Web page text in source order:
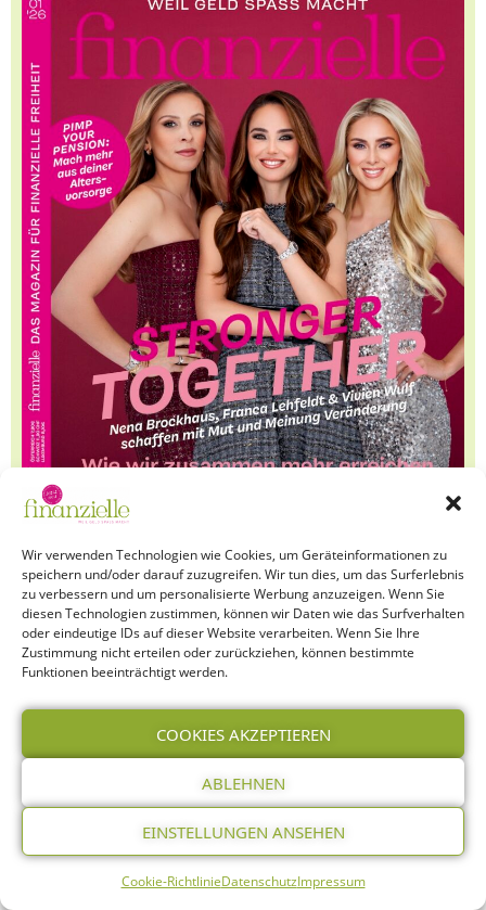
Wir verwenden Technologien wie Cookies, um Geräteinformationen zu
speichern und/oder darauf zuzugreifen. Wir tun dies, um das Surferlebnis
zu verbessern und um personalisierte Werbung anzuzeigen. Wenn Sie
diesen Technologien zustimmen, können wir Daten wie das Surfverhalten
oder eindeutige IDs auf dieser Website verarbeiten. Wenn Sie Ihre
Zustimmung nicht erteilen oder zurückziehen, können bestimmte
Funktionen beeinträchtigt werden.
COOKIES AKZEPTIEREN
ABLEHNEN
EINSTELLUNGEN ANSEHEN
Cookie-RichtlinieDatenschutzImpressum
HEFT BESTELLEN